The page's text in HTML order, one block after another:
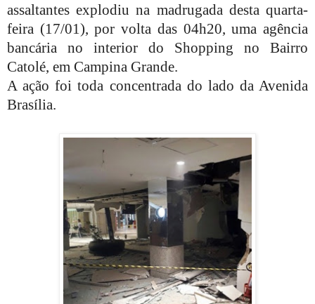
assaltantes explodiu na madrugada desta quarta-
feira (17/01), por volta das 04h20, uma agência
bancária no interior do Shopping no Bairro
Catolé, em Campina Grande.
A ação foi toda concentrada do lado da Avenida
Brasília.